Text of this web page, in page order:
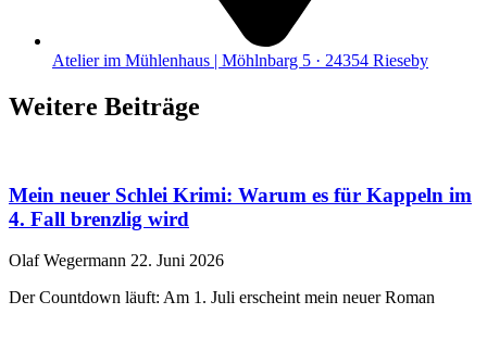
Atelier im Mühlenhaus | Möhlnbarg 5 · 24354 Rieseby
Weitere Beiträge
Mein neuer Schlei Krimi: Warum es für Kappeln im
4. Fall brenzlig wird
Olaf Wegermann 22. Juni 2026
Der Countdown läuft: Am 1. Juli erscheint mein neuer Roman